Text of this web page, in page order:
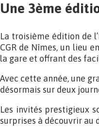
Une 3ème
La troisième édition de
CGR de Nîmes, un lieu
la gare et offrant des
Avec cette année, une
désormais sur deux
Les invités prestigieux
surprises à découvrir au